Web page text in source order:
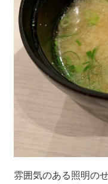
雰囲気のある照明の